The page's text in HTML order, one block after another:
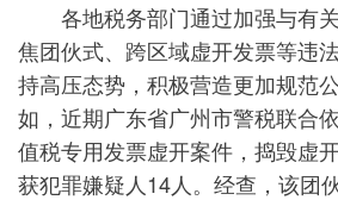
各地税务部门通过加强与有
焦团伙式、跨区域虚开发票等违
持高压态势，积极营造更加规范
如，近期广东省广州市警税联合
值税专用发票虚开案件，捣毁虚
获犯罪嫌疑人14人。经查，该团